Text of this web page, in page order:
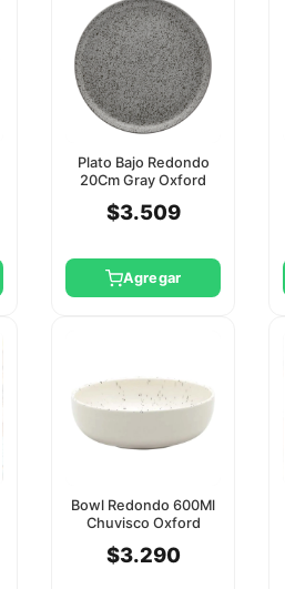
Plato Bajo Redondo
20Cm Gray Oxford
$3.509
Agregar
Bowl Redondo 600Ml
Chuvisco Oxford
$3.290